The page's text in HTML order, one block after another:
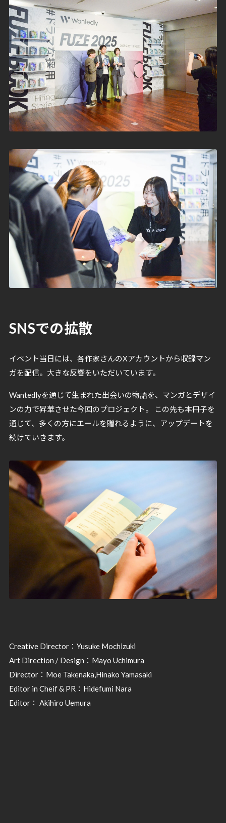
SNSでの拡散
イベント当日には、各作家さんのXアカウントから収録マン
ガを配信。大きな反響をいただいています。
Wantedlyを通じて生まれた出会いの物語を、マンガとデザイ
ンの力で昇華させた今回のプロジェクト。 この先も本冊子を
通じて、多くの方にエールを贈れるように、アップデートを
続けていきます。
Creative Director：Yusuke Mochizuki
Art Direction / Design：Mayo Uchimura
Director：Moe Takenaka,Hinako Yamasaki
Editor in Cheif & PR：Hidefumi Nara
Editor： Akihiro Uemura